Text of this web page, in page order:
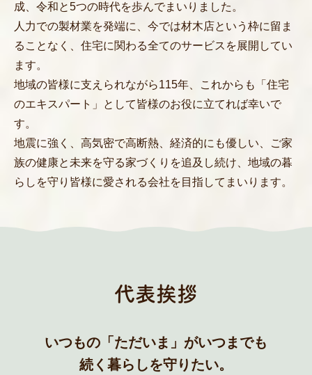
成、令和と5つの時代を歩んでまいりました。
人力での製材業を発端に、今では材木店という枠に留ま
ることなく、住宅に関わる全てのサービスを展開してい
ます。
地域の皆様に支えられながら115年、これからも「住宅
のエキスパート」として皆様のお役に立てれば幸いで
す。
地震に強く、高気密で高断熱、経済的にも優しい、ご家
族の健康と未来を守る家づくりを追及し続け、地域の暮
らしを守り皆様に愛される会社を目指してまいります。
代表挨拶
いつもの「ただいま」がいつまでも
続く暮らしを守りたい。